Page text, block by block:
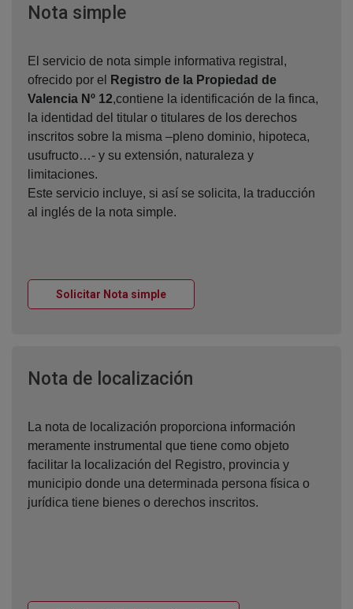
Nota simpleVentana nueva
El servicio de nota simple informativa registral,
ofrecido por el
Registro de la Propiedad de
Valencia Nº 12,contiene la identificación de la finca,
la identidad del titular o titulares de los derechos
inscritos sobre la misma –pleno dominio, hipoteca,
usufructo…- y su extensión, naturaleza y
limitaciones.
Este servicio incluye, si así se solicita, la traducción
al inglés de la nota simple.
Solicitar Nota simpleVentana nueva
Nota de localización
La nota de localización proporciona información
meramente instrumental que tiene como objeto
facilitar la localización del Registro, provincia y
municipio donde una determinada persona física o
jurídica tiene bienes o derechos inscritos.